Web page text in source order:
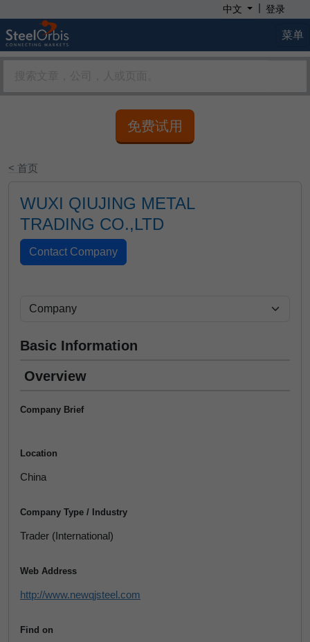
中文 | 登录
菜单
免费试用
< 首页
WUXI QIUJING METAL
TRADING CO.,LTD
Basic Information
Overview
Company Brief
Location
China
Company Type / Industry
Trader (International)
Web Address
http://www.newqjsteel.com
Find on